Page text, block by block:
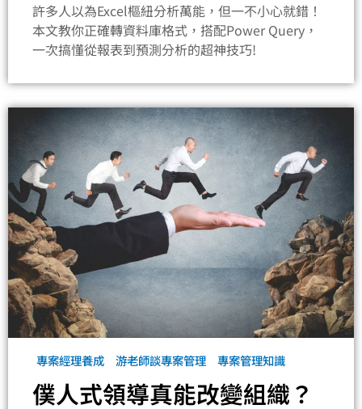
許多人以為Excel樞紐分析萬能，但一不小心就錯！
本文教你正確轉資料庫格式，搭配Power Query，
一次搞懂從報表到預測分析的超神技巧!
專案經理養成 游老師談專案管理 專案管理知識
僕人式領導真能改變組織？